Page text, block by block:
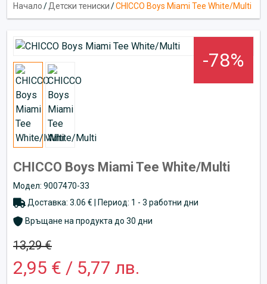
Начало/Детски тениски/CHICCO Boys Miami Tee White/Multi
-78%
CHICCO Boys Miami Tee White/Multi
Модел: 9007470-33
Доставка: 3.06 € | Период: 1 - 3 работни дни
Връщане на продукта до 30 дни
13,29 €
2,95 € / 5,77 лв.